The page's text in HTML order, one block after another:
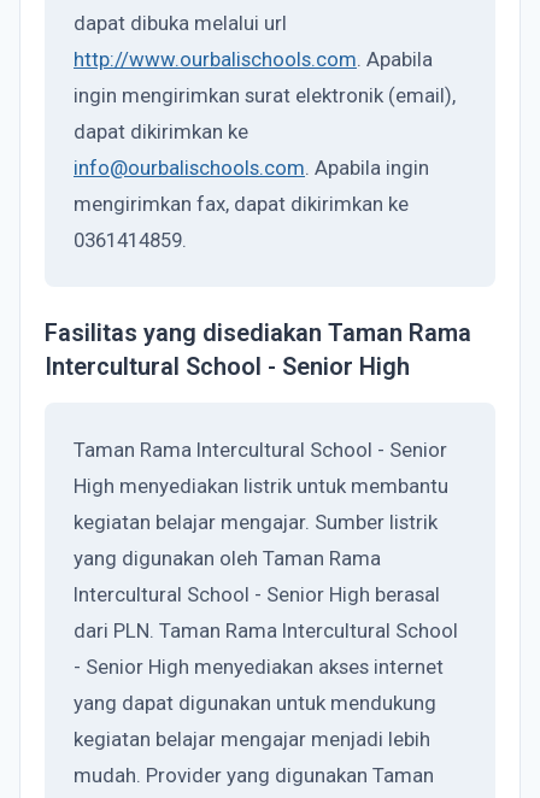
dapat dibuka melalui url
http://www.ourbalischools.com. Apabila
ingin mengirimkan surat elektronik (email),
dapat dikirimkan ke
info@ourbalischools.com. Apabila ingin
mengirimkan fax, dapat dikirimkan ke
0361414859.
Fasilitas yang disediakan Taman Rama
Intercultural School - Senior High
Taman Rama Intercultural School - Senior
High menyediakan listrik untuk membantu
kegiatan belajar mengajar. Sumber listrik
yang digunakan oleh Taman Rama
Intercultural School - Senior High berasal
dari PLN. Taman Rama Intercultural School
- Senior High menyediakan akses internet
yang dapat digunakan untuk mendukung
kegiatan belajar mengajar menjadi lebih
mudah. Provider yang digunakan Taman